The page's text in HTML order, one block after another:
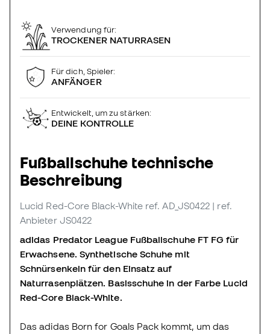
Verwendung für:
TROCKENER NATURRASEN
Für dich, Spieler:
ANFÄNGER
Entwickelt, um zu stärken:
DEINE KONTROLLE
Fußballschuhe technische
Beschreibung
Lucid Red-Core Black-White ref. AD_JS0422 | ref.
Anbieter JS0422
adidas Predator League Fußballschuhe FT FG für
Erwachsene. Synthetische Schuhe mit
Schnürsenkeln für den Einsatz auf
Naturrasenplätzen. Basisschuhe in der Farbe Lucid
Red-Core Black-White.
Das adidas Born for Goals Pack kommt, um das